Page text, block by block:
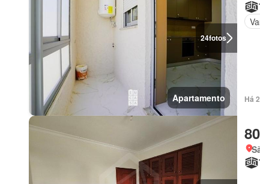
24fotos
Apartamento Há